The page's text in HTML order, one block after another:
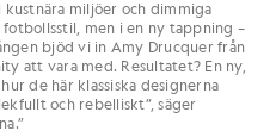
miljöer och dimmiga
men i en ny tappning –
bjöd vi in Amy Drucquer från
att vara med. Resultatet? En ny,
de här klassiska designerna
och rebelliskt”, säger